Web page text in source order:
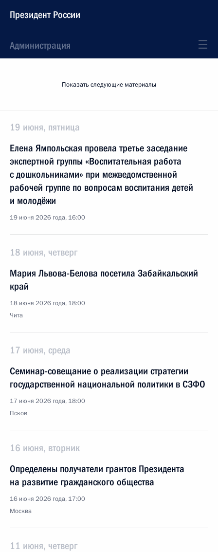
Президент России
Администрация
Показать следующие материалы
19 июня, пятница
Елена Ямпольская провела третье заседание
экспертной группы «Воспитательная работа
с дошкольниками» при межведомственной
рабочей группе по вопросам воспитания детей
и молодёжи
19 июня 2026 года, 16:00
18 июня, четверг
Мария Львова-Белова посетила Забайкальский
край
18 июня 2026 года, 18:00
Чита
17 июня, среда
Семинар-совещание о реализации стратегии
государственной национальной политики в СЗФО
17 июня 2026 года, 18:00
Псков
16 июня, вторник
Определены получатели грантов Президента
на развитие гражданского общества
16 июня 2026 года, 17:00
Москва
11 июня, четверг